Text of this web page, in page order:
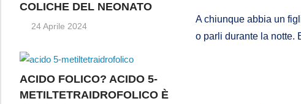
A chiunque abbia un
o parli durante la notte.
COLICHE DEL NEONATO
24 Aprile 2024
ACIDO FOLICO? ACIDO 5-
METILTETRAIDROFOLICO È